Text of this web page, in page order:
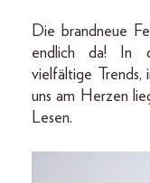
Die brandneue
endlich da! In
vielfältige Trends,
uns am Herzen
Lesen.